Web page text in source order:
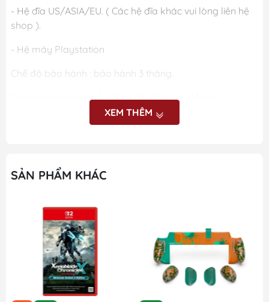
- Hệ đĩa US/ASIA/EU. ( Các hệ đĩa khác vui lòng liên hệ
shop ).
- Hệ máy Playstation
Chế độ bảo hành : bảo hành 3 tháng.
Trong trường hợp nếu đĩa bị lỗi, sẽ được đổi mới.
Các vấn đề thắc mắc anh/chị vui lòng liên hệ shop nhé.
XEM THÊM
SẢN PHẨM KHÁC